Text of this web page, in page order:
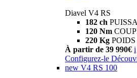
Diavel V4 RS
182 ch
120 Nm
220 Kg
À partir de 39 990€ i
Configurez-le
new V4 RS 100